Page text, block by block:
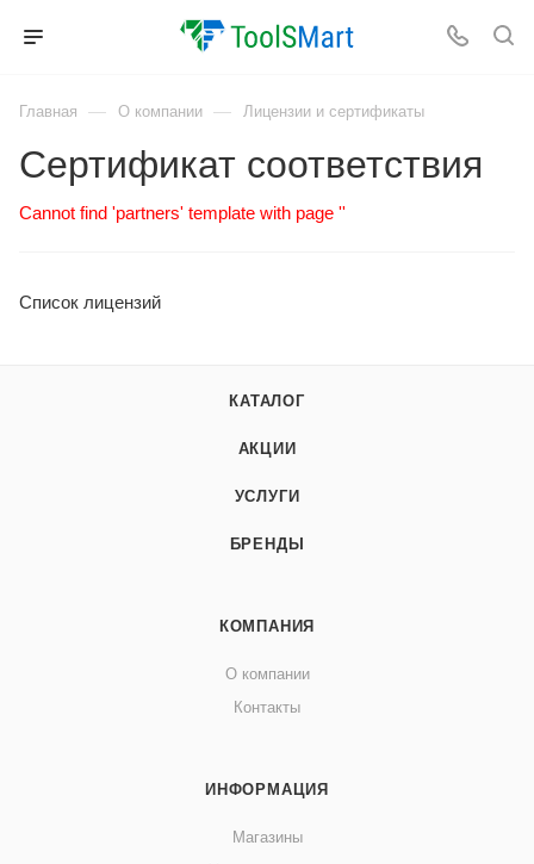
Главная — О компании — Лицензии и сертификаты
Сертификат соответствия
Cannot find 'partners' template with page ''
Список лицензий
КАТАЛОГ
АКЦИИ
УСЛУГИ
БРЕНДЫ
КОМПАНИЯ
О компании
Контакты
ИНФОРМАЦИЯ
Магазины